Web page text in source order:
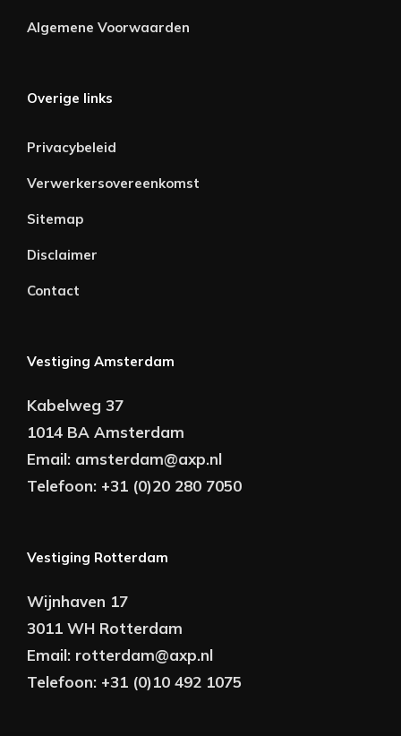
Algemene Voorwaarden
Overige links
Privacybeleid
Verwerkersovereenkomst
Sitemap
Disclaimer
Contact
Vestiging Amsterdam
Kabelweg 37
1014 BA Amsterdam
Email: amsterdam@axp.nl
Telefoon: +31 (0)20 280 7050
Vestiging Rotterdam
Wijnhaven 17
3011 WH Rotterdam
Email: rotterdam@axp.nl
Telefoon: +31 (0)10 492 1075